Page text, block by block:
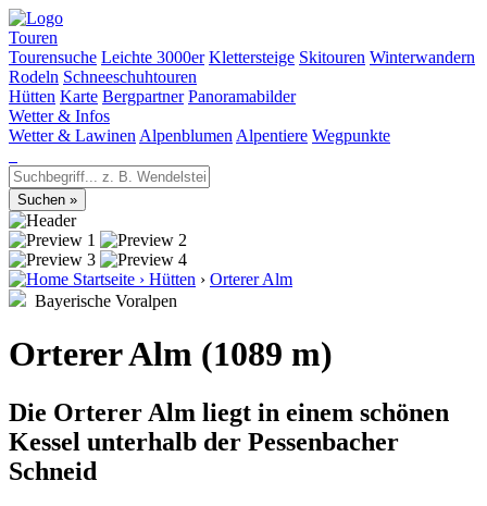
Touren
Tourensuche Leichte 3000er Klettersteige Skitouren Winterwandern
Rodeln Schneeschuhtouren
Hütten Karte Bergpartner Panoramabilder
Wetter & Infos
Wetter & Lawinen Alpenblumen Alpentiere Wegpunkte
Startseite › Hütten › Orterer Alm
Bayerische Voralpen
Orterer Alm (1089 m)
Die Orterer Alm liegt in einem schönen
Kessel unterhalb der Pessenbacher
Schneid